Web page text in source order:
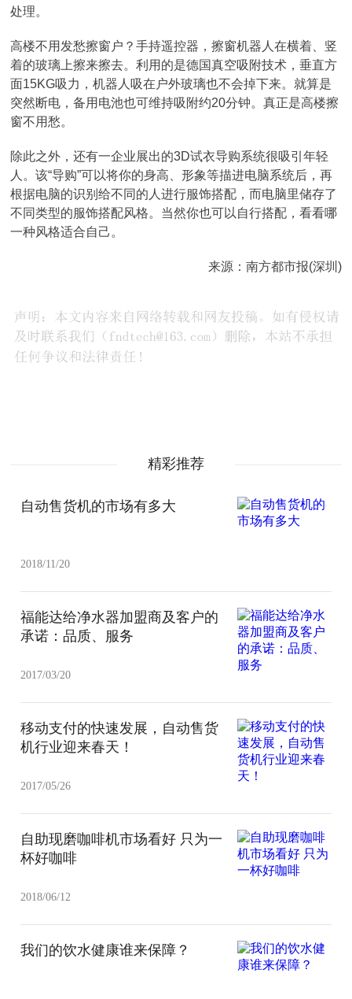
处理。
高楼不用发愁擦窗户？手持遥控器，擦窗机器人在横着、竖
着的玻璃上擦来擦去。利用的是德国真空吸附技术，垂直方
面15KG吸力，机器人吸在户外玻璃也不会掉下来。就算是
突然断电，备用电池也可维持吸附约20分钟。真正是高楼擦
窗不用愁。
除此之外，还有一企业展出的3D试衣导购系统很吸引年轻
人。该“导购”可以将你的身高、形象等描进电脑系统后，再
根据电脑的识别给不同的人进行服饰搭配，而电脑里储存了
不同类型的服饰搭配风格。当然你也可以自行搭配，看看哪
一种风格适合自己。
来源：南方都市报(深圳)
精彩推荐
自动售货机的市场有多大
2018/11/20
福能达给净水器加盟商及客户的
承诺：品质、服务
2017/03/20
移动支付的快速发展，自动售货
机行业迎来春天！
2017/05/26
自助现磨咖啡机市场看好 只为一
杯好咖啡
2018/06/12
我们的饮水健康谁来保障？